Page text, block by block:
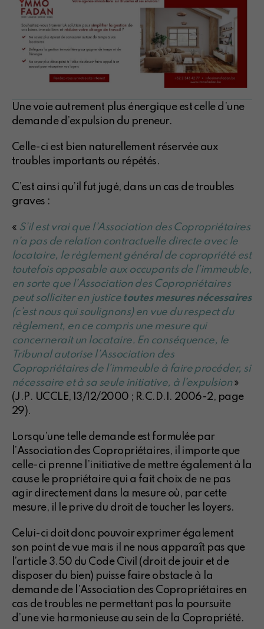
Une voie autrement plus énergique est celle d’une
demande d’expulsion du preneur.
Celle-ci est bien naturellement réservée aux
troubles importants ou répétés.
C’est ainsi qu’il fut jugé, dans un cas de troubles
graves :
« S’il est vrai que l’Association des Copropriétaires
n’a pas de relation contractuelle directe avec le
locataire, le règlement général de copropriété est
toutefois opposable aux occupants de l’immeuble,
en sorte que l’Association des Copropriétaires
peut solliciter en justice toutes mesures nécessaires
(c’est nous qui soulignons) en vue du respect du
règlement, en ce compris une mesure qui
concernerait un locataire. En conséquence, le
Tribunal autorise l’Association des
Copropriétaires de l’immeuble à faire procéder, si
nécessaire et à sa seule initiative, à l’expulsion»
(J.P. UCCLE, 13/12/2000 ; R.C.D.I. 2006-2, page
29).
Lorsqu’une telle demande est formulée par
l’Association des Copropriétaires, il importe que
celle-ci prenne l’initiative de mettre également à la
cause le propriétaire qui a fait choix de ne pas
agir directement dans la mesure où, par cette
mesure, il le prive du droit de toucher les loyers.
Celui-ci doit donc pouvoir exprimer également
son point de vue mais il ne nous apparaît pas que
l’article 3.50 du Code Civil (droit de jouir et de
disposer du bien) puisse faire obstacle à la
demande de l’Association des Copropriétaires en
cas de troubles ne permettant pas la poursuite
d’une vie harmonieuse au sein de la Copropriété.